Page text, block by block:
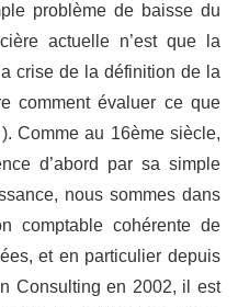
problème de baisse du
actuelle n’est que la
crise de la définition de la
comment évaluer ce que
Comme au 16ème siècle,
d’abord par sa simple
nous sommes dans
comptable cohérente de
et en particulier depuis
Consulting en 2002, il est